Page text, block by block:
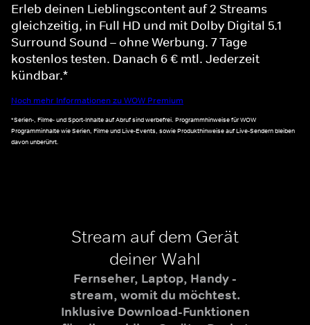
Erleb deinen Lieblingscontent auf 2 Streams
gleichzeitig, in Full HD und mit Dolby Digital 5.1
Surround Sound – ohne Werbung. 7 Tage
kostenlos testen. Danach 6 € mtl. Jederzeit
kündbar.*
Noch mehr Informationen zu WOW Premium
*Serien-, Filme- und Sport-Inhalte auf Abruf sind werbefrei. Programmhinweise für WOW
Programminhalte wie Serien, Filme und Live-Events, sowie Produkthinweise auf Live-Sendern bleiben
davon unberührt.
Stream auf dem Gerät
deiner Wahl
Fernseher, Laptop, Handy -
stream, womit du möchtest.
Inklusive Download-Funktionen